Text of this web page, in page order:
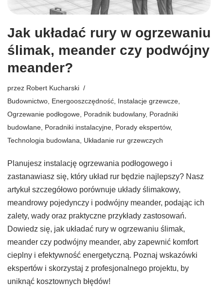
Jak układać rury w ogrzewaniu
ślimak, meander czy podwójny
meander?
przez Robert Kucharski
Budownictwo Energooszczędność Instalacje grzewcze
Ogrzewanie podłogowe Poradnik budowlany, Poradniki
budowlane Poradniki instalacyjne Porady ekspertów,
Technologia budowlana
Układanie rur grzewczych
Planujesz instalację ogrzewania podłogowego i
zastanawiasz się, który układ rur będzie najlepszy? Nasz
artykuł szczegółowo porównuje układy ślimakowy,
meandrowy pojedynczy i podwójny meander, podając ich
zalety, wady oraz praktyczne przykłady zastosowań.
Dowiedz się, jak układać rury w ogrzewaniu ślimak,
meander czy podwójny meander, aby zapewnić komfort
cieplny i efektywność energetyczną. Poznaj wskazówki
ekspertów i skorzystaj z profesjonalnego projektu, by
uniknąć kosztownych błędów!